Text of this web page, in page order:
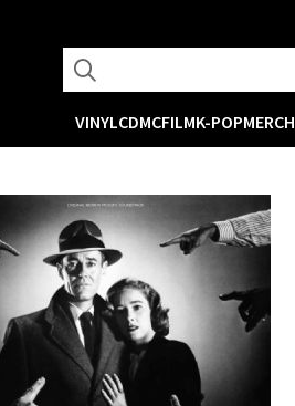
VINYLCDMCFILMK-POPMERCH